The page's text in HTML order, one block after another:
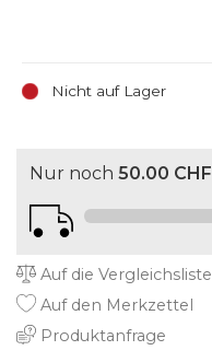
Nicht auf Lager
Nur noch 50.00 CHF
Auf die Vergleichsliste
Auf den Merkzettel
Produktanfrage